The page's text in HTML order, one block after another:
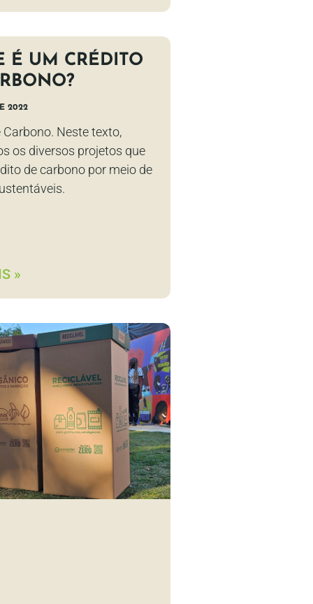
É UM CRÉDITO
2022
Neste texto,
os diversos projetos que
de carbono por meio de
»